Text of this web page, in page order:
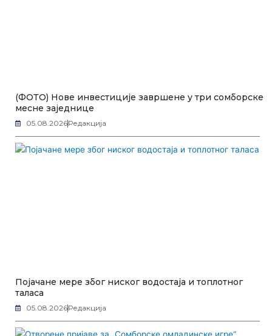
(ФОТО) Нове инвестиције завршене у три сомборске
месне заједнице
05.08.2026Редакција
Појачане мере због ниског водостаја и топлотног
таласа
05.08.2026Редакција